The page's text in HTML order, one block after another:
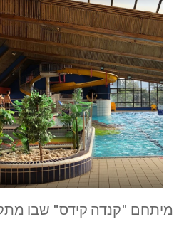
מיתחם "קנדה קידס" שבו